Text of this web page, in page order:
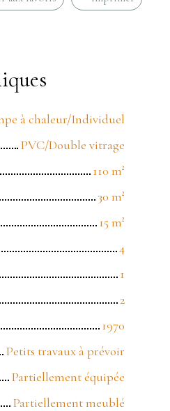
à chaleur/Individuel
PVC/Double vitrage
110 m²
30 m²
15 m²
4
1
2
1970
Petits travaux à prévoir
Partiellement équipée
Partiellement meublé